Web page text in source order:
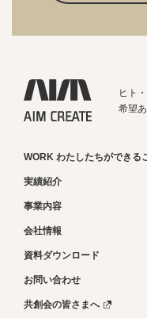
ヒト
希望
WORK わたしたちができる
実績紹介
事業内容
会社情報
資料ダウンロード
お問い合わせ
共創会の皆さまへ